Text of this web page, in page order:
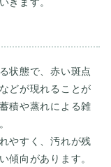
状態で、赤い斑点
どが現れることが
積や蒸れによる雑
やすく、汚れが残
傾向があります。